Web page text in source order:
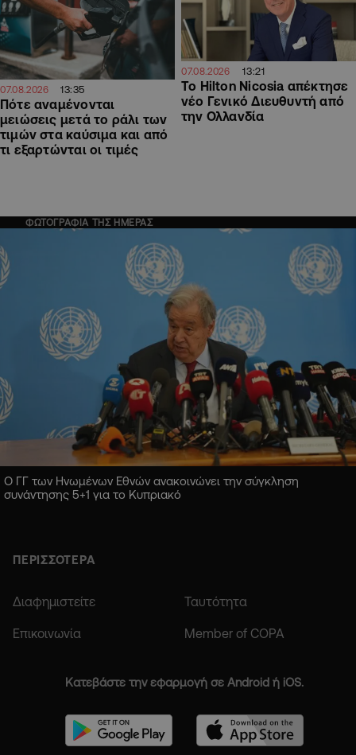
07.08.2026 13:35
Πότε αναμένονται
μειώσεις μετά το ράλι των
τιμών στα καύσιμα και από
τι εξαρτώνται οι τιμές
07.08.2026 13:21
Το Hilton Nicosia απέκτησε
νέο Γενικό Διευθυντή από
την Ολλανδία
ΦΩΤΟΓΡΑΦΙΑ ΤΗΣ ΗΜΕΡΑΣ
Ο ΓΓ των Ηνωμένων Εθνών ανακοινώνει την σύγκληση
συνάντησης 5+1 για το Κυπριακό
ΠΕΡΙΣΣΟΤΕΡΑ
Διαφημιστείτε Ταυτότητα
Επικοινωνία Member of COPA
Κατεβάστε την εφαρμογή σε Android ή iOS.